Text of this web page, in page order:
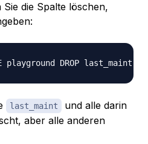
die Spalte löschen,
playground DROP last_maint
last_maint
und alle darin
aber alle anderen